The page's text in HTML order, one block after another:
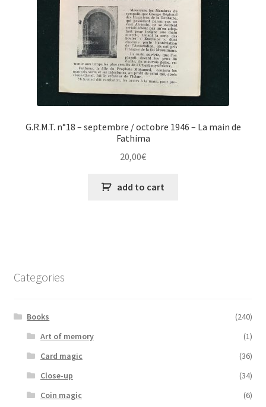
G.R.M.T. n°18 – septembre / octobre 1946 – La main de
Fathima
20,00€
add to cart
Categories
Books
(240)
Art of memory
(1)
Card magic
(36)
Close-up
(34)
Coin magic
(6)